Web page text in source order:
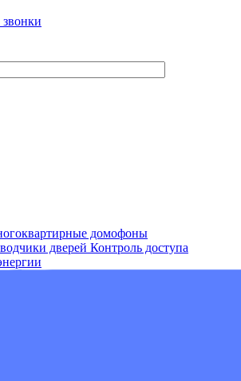
домофоны
дверей Контроль доступа